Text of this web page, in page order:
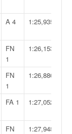
A 4 1:25,935
FN
1
1:26,153
FN
1
1:26,886
FA 1 1:27,052
FN
1:27,948